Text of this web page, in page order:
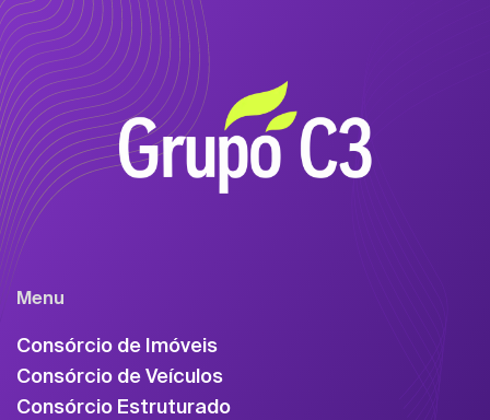
Menu
Consórcio de Imóveis
Consórcio de Veículos
Consórcio Estruturado